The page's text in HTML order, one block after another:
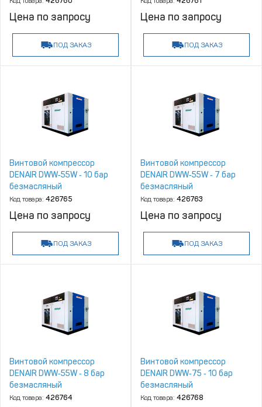
Цена по запросу
ПОД ЗАКАЗ
Цена по запросу
ПОД ЗАКАЗ
Винтовой компрессор
DENAIR DWW‑55W ‑ 10 бар
безмасляный
Код товара: 426765
Цена по запросу
ПОД ЗАКАЗ
Винтовой компрессор
DENAIR DWW‑55W ‑ 7 бар
безмасляный
Код товара: 426763
Цена по запросу
ПОД ЗАКАЗ
Винтовой компрессор
DENAIR DWW‑55W ‑ 8 бар
безмасляный
Код товара: 426764
Винтовой компрессор
DENAIR DWW‑75 ‑ 10 бар
безмасляный
Код товара: 426768